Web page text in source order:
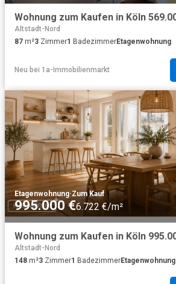
Altstadt-Nord
87 m²3 Zimmer1 BadezimmerEtagenwohnung
Neu bei 1a-Immobilienmarkt
Etagenwohnung·Zum Kauf
995.000 €6.722 €/m²
Altstadt-Nord
148 m²3 Zimmer1 BadezimmerEtagenwohnung